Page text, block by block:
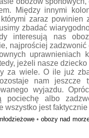
Między innymi
zaraz powinien
zbadać
interesują nas
najprościej
uprawnieniach
jeżeli nasze
za wiele. O ile już
nam jeszcze
wyjazdu.
pociechę albo
wszystko jest
•obozy nad